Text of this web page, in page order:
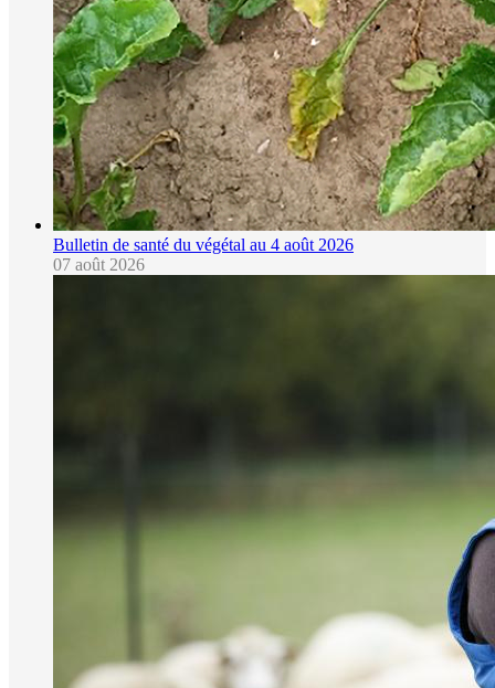
Bulletin de santé du végétal au 4 août 2026
07 août 2026